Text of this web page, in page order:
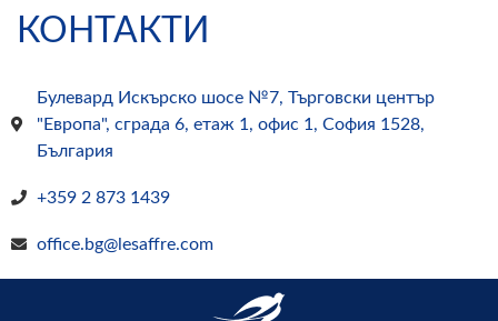
КОНТАКТИ
Булевард Искърско шосе №7, Търговски център
"Европа", сграда 6, етаж 1, офис 1, София 1528,
България
+359 2 873 1439
office.bg@lesaffre.com